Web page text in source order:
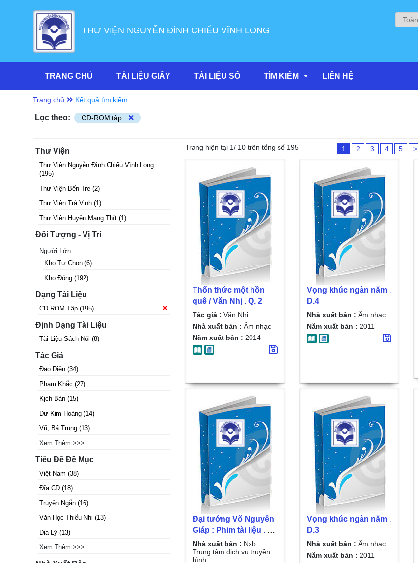
THƯ VIỆN NGUYỄN ĐÌNH CHIỂU VĨNH LONG
TRANG CHỦ TÀI LIỆU GIẤY TÀI LIỆU SỐ TÌM KIẾM LIÊN HỆ
Trang chủ Kết quả tìm kiếm
Lọc theo: CD-ROM tập
Thư Viện
Thư Viện Nguyễn Đình Chiểu Vĩnh Long
(195)
Thư Viện Bến Tre (2)
Thư Viện Trà Vinh (1)
Thư Viện Huyện Mang Thít (1)
Đối Tượng - Vị Trí
Người Lớn
Kho Tự Chọn (6)
Kho Đóng (192)
Dạng Tài Liệu
CD-ROM Tập (195)
Định Dạng Tài Liệu
Tài Liệu Sách Nói (8)
Tác Giả
Đạo Diễn (34)
Phạm Khắc (27)
Kịch Bản (15)
Dư Kim Hoàng (14)
Vũ, Bá Trung (13)
Xem Thêm >>>
Tiêu Đề Đề Mục
Việt Nam (38)
Đĩa CD (18)
Truyện Ngắn (16)
Văn Học Thiếu Nhi (13)
Địa Lý (13)
Xem Thêm >>>
Trang hiện tại 1/ 10 trên tổng số 195 1 2 3 4 5 >
Thổn thức một hồn
quê / Văn Nhị . Q. 2
Tác giả : Văn Nhị .
Nhà xuất bản : Âm nhạc
Năm xuất bản : 2014
Vọng khúc ngàn năm .
D.4
Nhà xuất bản : Âm nhạc
Năm xuất bản : 2011
Đại tướng Võ Nguyên
Giáp : Phim tài liệu . D.
2
Nhà xuất bản : Nxb.
Trung tâm dịch vụ truyền
hình
Vọng khúc ngàn năm .
D.3
Nhà xuất bản : Âm nhạc
Năm xuất bản : 2011